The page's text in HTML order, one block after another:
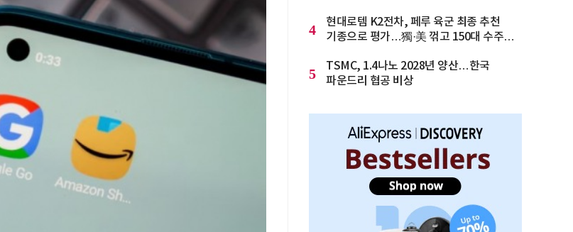
4
현대로템 K2전차, 페루 육군 최종 추천
기종으로 평가…獨·美 꺾고 150대 수주
5
TSMC, 1.4나노 2028년 양산…한국
파운드리 협공 비상